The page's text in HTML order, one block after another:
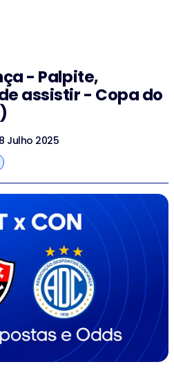
- Palpite,
assistir - Copa do
Julho 2025